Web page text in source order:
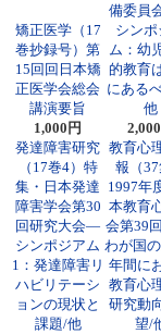
矯正医学（17
巻抄録号）第
15回回日本矯
正医学会総会
講演要旨
1,000円
備委員
シンポ
ム：幼
的教育
にある
他
発達障害研究
（17巻4）特
集・日本発達
障害学会第30
回研究大会―
シンポジアム
1：発達障害リ
ハビリテーシ
ョンの現状と
課題/他
教育心
報（37
1997年
本教育
会第39
わが国
年間に
教育心
研究動
望/